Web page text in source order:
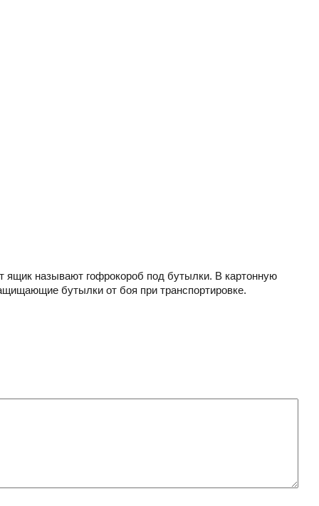
называют гофрокороб под бутылки. В картонную
бутылки от боя при транспортировке.